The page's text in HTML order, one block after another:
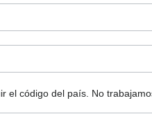
el código del país. No